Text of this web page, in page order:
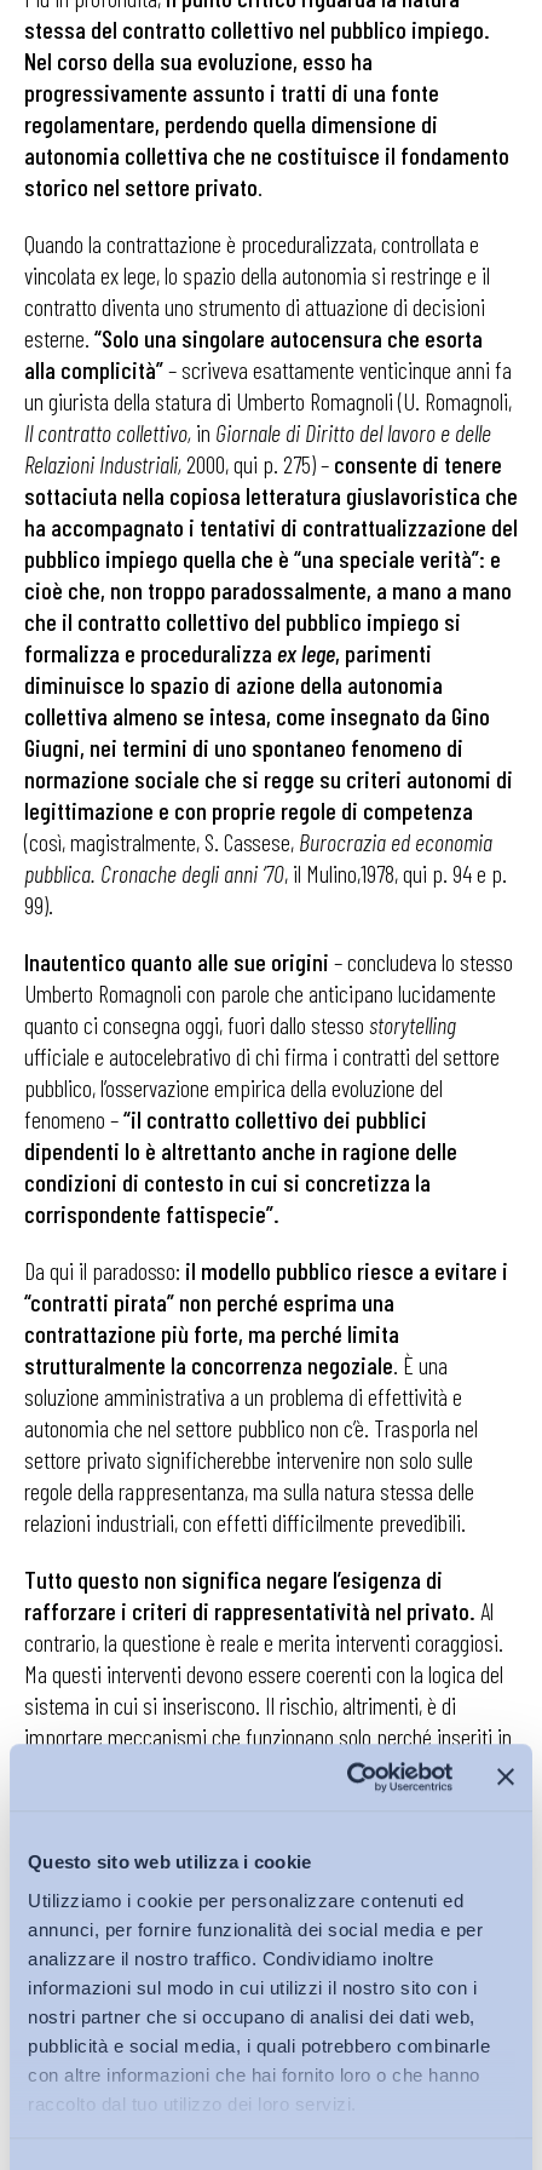
Questo sito web utilizza i cookie
Utilizziamo i cookie per personalizzare contenuti ed
annunci, per fornire funzionalità dei social media e per
analizzare il nostro traffico. Condividiamo inoltre
informazioni sul modo in cui utilizzi il nostro sito con i
nostri partner che si occupano di analisi dei dati web,
pubblicità e social media, i quali potrebbero combinarle
con altre informazioni che hai fornito loro o che hanno
raccolto dal tuo utilizzo dei loro servizi.
stessa del contratto collettivo nel pubblico impiego.
Nel corso della sua evoluzione, esso ha
progressivamente assunto i tratti di una fonte
regolamentare, perdendo quella dimensione di
autonomia collettiva che ne costituisce il fondamento
storico nel settore privato.
Quando la contrattazione è proceduralizzata, controllata e
vincolata ex lege, lo spazio della autonomia si restringe e il
contratto diventa uno strumento di attuazione di decisioni
esterne. “Solo una singolare autocensura che esorta
alla complicità”– scriveva esattamente venticinque anni fa
un giurista della statura di Umberto Romagnoli (U. Romagnoli,
Il contratto collettivo, in Giornale di Diritto del lavoro e delle
Relazioni Industriali,2000, qui p. 275) – consente di tenere
sottaciuta nella copiosa letteratura giuslavoristica che
ha accompagnato i tentativi di contrattualizzazione del
pubblico impiego quella che è “una speciale verità”: e
cioè che, non troppo paradossalmente, a mano a mano
che il contratto collettivo del pubblico impiego si
formalizza e proceduralizza ex lege, parimenti
diminuisce lo spazio di azione della autonomia
collettiva almeno se intesa, come insegnato da Gino
Giugni, nei termini di uno spontaneo fenomeno di
normazione sociale che si regge su criteri autonomi di
legittimazione e con proprie regole di competenza
(così, magistralmente, S. Cassese, Burocrazia ed economia
pubblica. Cronache degli anni ‘70, il Mulino,1978, qui p. 94 e p.
99).
Inautentico quanto alle sue origini – concludeva lo stesso
Umberto Romagnoli con parole che anticipano lucidamente
quanto ci consegna oggi, fuori dallo stesso storytelling
ufficiale e autocelebrativo di chi firma i contratti del settore
pubblico, l’osservazione empirica della evoluzione del
fenomeno –“il contratto collettivo dei pubblici
dipendenti lo è altrettanto anche in ragione delle
condizioni di contesto in cui si concretizza la
corrispondente fattispecie”.
Da qui il paradosso: il modello pubblico riesce a evitare i
“contratti pirata” non perché esprima una
contrattazione più forte, ma perché limita
strutturalmente la concorrenza negoziale. È una
soluzione amministrativa a un problema di effettività e
autonomia che nel settore pubblico non c’è. Trasporla nel
settore privato significherebbe intervenire non solo sulle
regole della rappresentanza, ma sulla natura stessa delle
relazioni industriali, con effetti difficilmente prevedibili.
Tutto questo non significa negare l’esigenza di
rafforzare i criteri di rappresentatività nel privato. Al
contrario, la questione è reale e merita interventi coraggiosi.
Ma questi interventi devono essere coerenti con la logica del
sistema in cui si inseriscono. Il rischio, altrimenti, è di
importare meccanismi che funzionano solo perché inseriti in
pubblico impiego è semmai un monito:
contrattazione collettiva viene sganciata dal mercato
del lavoro e ricondotta entro schemi amministrativi,
perde gran parte della sua funzione originaria.
Più che un modello da imitare,il settore pubblico
rappresenta un caso limite che invita a riflettere sui
confini e sulle condizioni di efficacia della autonomia
collettiva.